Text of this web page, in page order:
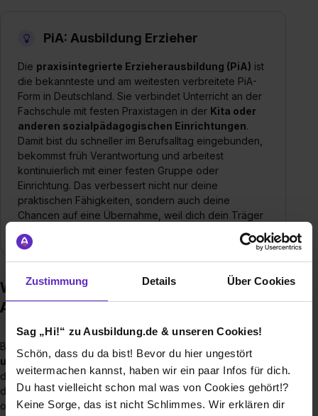
Zustimmung Details Über Cookies
Sag „Hi!“ zu Ausbildung.de & unseren Cookies!
Schön, dass du da bist! Bevor du hier ungestört
weitermachen kannst, haben wir ein paar Infos für dich.
Du hast vielleicht schon mal was von Cookies gehört!?
Keine Sorge, das ist nicht Schlimmes. Wir erklären dir
PiA: Ausbildung Erzieher
Die praxisintegrierte Erzieherausbildung (PiA) ist
die bekannteste und am weitesten verbreitete PiA-
Form in Deutschland. Sie verbindet Unterricht an der
Fachschule mit festen Praxistagen in der Kita oder
anderen sozialpädagogischen Einrichtungen.
Damit bist du schneller im Berufsalltag eingebunden,
bekommst früh Verantwortung und arbeitest
kontinuierlich mit einer festen Gruppe oder
Einrichtung. Das verbessert nicht nur deine
praktischen Fähigkeiten, sondern auch deine
Chancen auf eine Übernahme, weil dich dein Träger
Wie läuft die praxisintegrierte
Ausbildung ab?
Bei der praxisintegrierten Ausbildung wechseln sich
und Praxiseinsätzeregelmäßig ab. Du verbringst einen Teil
der Woche an der Fachschule und den anderen Teil in
deiner Einrichtung, zum Beispiel in einer Kita, Wohngruppe
oder Behindertenhilfe. Durch diese feste Struktur kannst du